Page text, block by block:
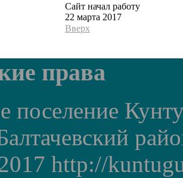
Сайт начал работу
22 марта 2017
Вверх
права
поселение
http://